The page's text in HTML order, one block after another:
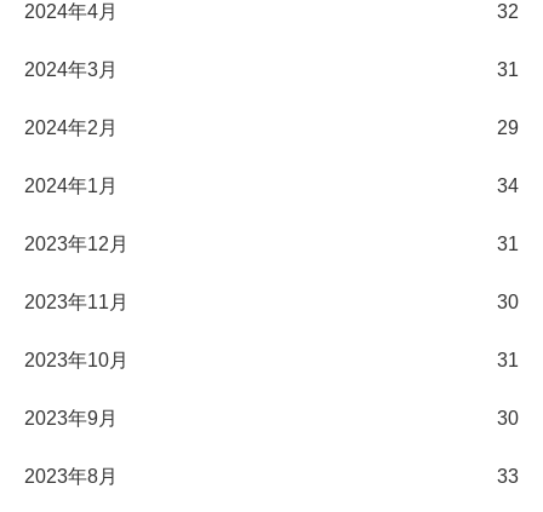
2024年4月 32
2024年3月 31
2024年2月 29
2024年1月 34
2023年12月 31
2023年11月 30
2023年10月 31
2023年9月 30
2023年8月 33